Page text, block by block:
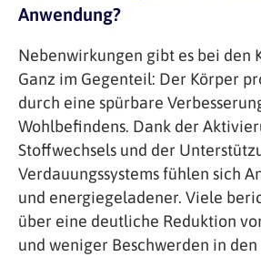
Anwendung?
Nebenwirkungen gibt es bei den
Ganz im Gegenteil: Der Körper
durch eine spürbare
Wohlbefindens. Dank der
Stoffwechsels und der
Verdauungssystems fühlen sich
und energiegeladener. Viele
über eine deutliche Reduktion
und weniger Beschwerden in den